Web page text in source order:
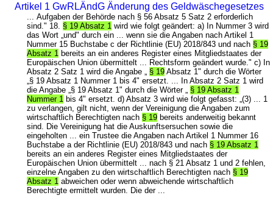
Artikel 1 GwRLÄndG Änderung des Geldwäschegesetzes
... Aufgaben der Behörde nach § 56 Absatz 5 Satz 2 erforderlich
sind." 18. § 19 Absatz 1 wird wie folgt geändert: a) In Nummer 3 wird
das Wort „und" durch ein ... wenn sie die Angaben nach Artikel 1
Nummer 15 Buchstabe c der Richtlinie (EU) 2018/843 und nach § 19
Absatz 1 bereits an ein anderes Register eines Mitgliedstaates der
Europäischen Union übermittelt ... Rechtsform geändert wurde." c) In
Absatz 2 Satz 1 wird die Angabe „ § 19 Absatz 1" durch die Wörter
„§ 19 Absatz 1 Nummer 1 bis 4" ersetzt. ... In Absatz 2 Satz 1 wird
die Angabe „§ 19 Absatz 1" durch die Wörter „ § 19 Absatz 1
Nummer 1 bis 4" ersetzt. d) Absatz 3 wird wie folgt gefasst: „(3) ... 1
zu verlangen, gilt nicht, wenn der Vereinigung die Angaben zum
wirtschaftlich Berechtigten nach § 19 bereits anderweitig bekannt
sind. Die Vereinigung hat die Auskunftsersuchen sowie die
eingeholten ... ein Trustee die Angaben nach Artikel 1 Nummer 16
Buchstabe a der Richtlinie (EU) 2018/843 und nach § 19 Absatz 1
bereits an ein anderes Register eines Mitgliedstaates der
Europäischen Union übermittelt ... nach § 21 Absatz 1 und 2 fehlen,
einzelne Angaben zu den wirtschaftlich Berechtigten nach § 19
Absatz 1 abweichen oder wenn abweichende wirtschaftlich
Berechtigte ermittelt wurden. Die der ...